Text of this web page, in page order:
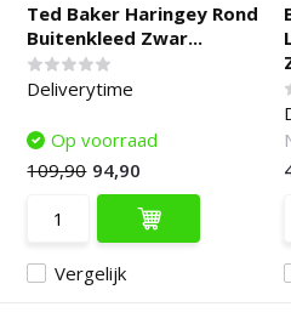
Ted Baker Haringey Rond
Buitenkleed Zwar...
Deliverytime
Vergelijk
Op voorraad
109,90 94,90